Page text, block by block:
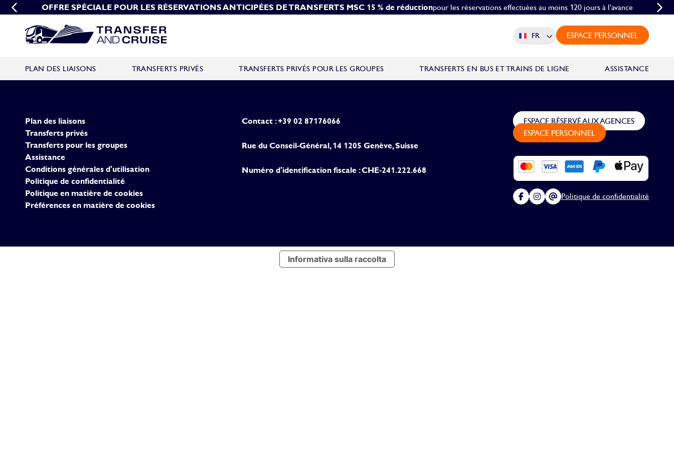
OFFRE DE GROUPE POUR LES TRANSFERTS MSC10 % de réduction pourles groupes d'au moins 10 personnes
OFFRE SPÉCIALE POUR LES RÉSERVATIONS ANTICIPÉES DE TRANSFERTS MSC 15 % de réductionpour les réservations effectuées au moins 120 jours à l'avance
FR ESPACE PERSONNEL
PLAN DES LIAISONS TRANSFERTS PRIVÉS TRANSFERTS PRIVÉS POUR LES GROUPES TRANSFERTS EN BUS ET TRAINS DE LIGNE ASSISTANCE
Plan des liaisons
Transferts privés
Transferts pour les groupes
Assistance
Conditions générales d'utilisation
Politique de confidentialité
Politique en matière de cookies
Préférences en matière de cookies
Contact : +39 02 87176066
Rue du Conseil-Général, 14 1205 Genève, Suisse
Numéro d'identification fiscale : CHE-241.222.668
ESPACE RÉSERVÉ AUX AGENCES
ESPACE PERSONNEL
Politique de confidentialité
Informativa sulla raccolta